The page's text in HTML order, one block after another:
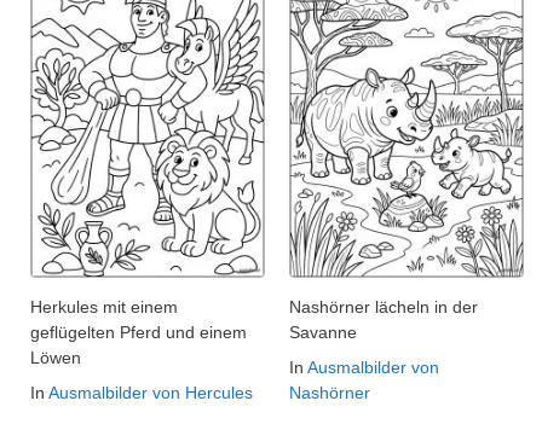
Herkules mit einem
geflügelten Pferd und einem
Löwen
In Ausmalbilder von Hercules
Nashörner lächeln in der
Savanne
In Ausmalbilder von
Nashörner